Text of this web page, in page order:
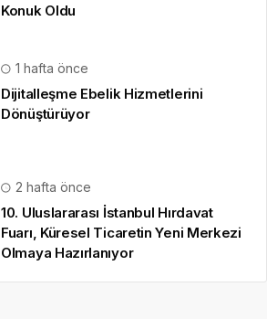
Konuk Oldu
1 hafta önce
Dijitalleşme Ebelik Hizmetlerini
Dönüştürüyor
2 hafta önce
10. Uluslararası İstanbul Hırdavat
Fuarı, Küresel Ticaretin Yeni Merkezi
Olmaya Hazırlanıyor